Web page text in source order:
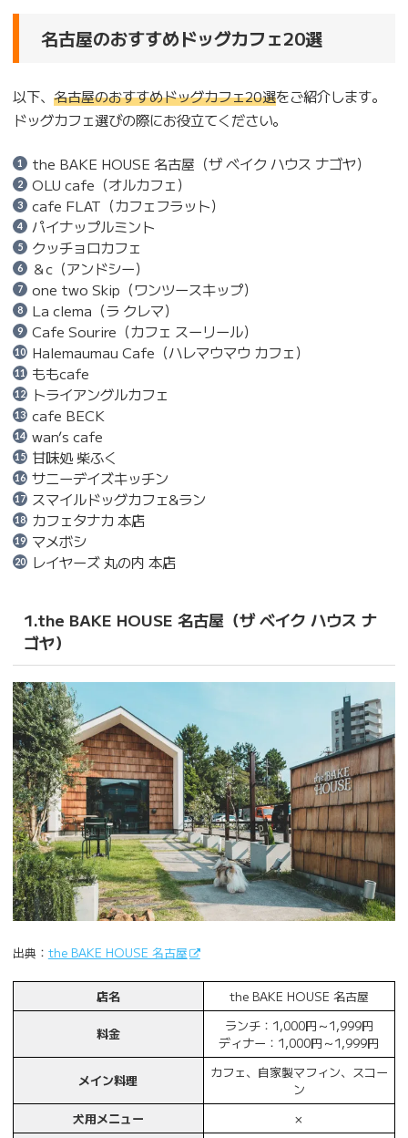
名古屋のおすすめドッグカフェ20選
以下、 名古屋のおすすめドッグカフェ20選をご紹介します。
ドッグカフェ選びの際にお役立てください。
the BAKE HOUSE 名古屋（ザ ベイク ハウス ナゴヤ）
OLU cafe（オルカフェ）
cafe FLAT（カフェフラット）
パイナップルミント
クッチョロカフェ
＆c（アンドシー）
one two Skip（ワンツースキップ）
La clema（ラ クレマ）
Cafe Sourire（カフェ スーリール）
Halemaumau Cafe（ハレマウマウ カフェ）
ももcafe
トライアングルカフェ
cafe BECK
wan’s cafe
甘味処 柴ふく
サニーデイズキッチン
スマイルドッグカフェ&ラン
カフェタナカ 本店
マメボシ
レイヤーズ 丸の内 本店
1.the BAKE HOUSE 名古屋（ザ ベイク ハウス ナ
ゴヤ）
出典： the BAKE HOUSE 名古屋
店名 the BAKE HOUSE 名古屋
料金
ランチ：1,000円～1,999円
ディナー：1,000円～1,999円
メイン料理
カフェ、自家製マフィン、スコー
ン
犬用メニュー
×